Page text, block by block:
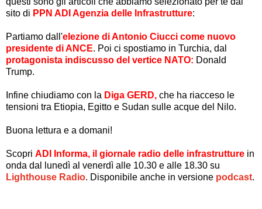
sito di PPN ADI Agenzia delle Infrastrutture:
Partiamo dall'elezione di Antonio Ciucci come nuovo
presidente di ANCE. Poi ci spostiamo in Turchia, dal
protagonista indiscusso del vertice NATO: Donald
Trump.
Infine chiudiamo con la Diga GERD, che ha riacceso le
tensioni tra Etiopia, Egitto e Sudan sulle acque del Nilo.
Buona lettura e a domani!
Scopri ADI Informa, il giornale radio delle infrastrutture in
onda dal lunedì al venerdì alle 10.30 e alle 18.30 su
Lighthouse Radio. Disponibile anche in versione podcast.